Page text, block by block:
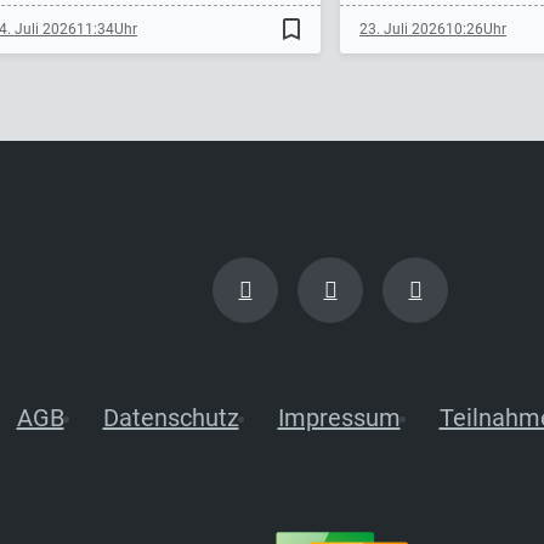
Juli 202611:34 bookmark_border 23. Juli 202610:26
AGB Datenschutz Impressum